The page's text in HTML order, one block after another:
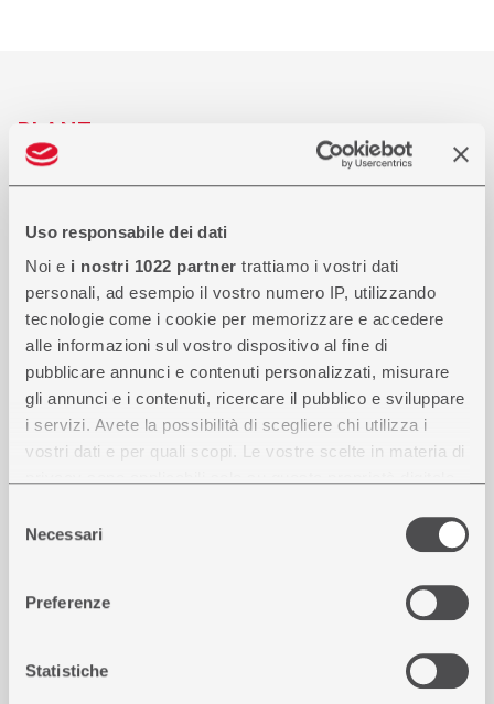
Uso responsabile dei dati
Noi e i nostri 1022 partner trattiamo i vostri dati
personali, ad esempio il vostro numero IP, utilizzando
tecnologie come i cookie per memorizzare e accedere
alle informazioni sul vostro dispositivo al fine di
pubblicare annunci e contenuti personalizzati, misurare
gli annunci e i contenuti, ricercare il pubblico e sviluppare
i servizi. Avete la possibilità di scegliere chi utilizza i
vostri dati e per quali scopi. Le vostre scelte in materia di
modificare o revocare il proprio consenso in qualsiasi
momento dalla Dichiarazione sui cookie o facendo clic
raccogliere informazioni sulla tua posizione
geografica, con un'approssimazione di qualche
delNecessari
Preferenze
Statistiche
PLANT
PRESENZA NEL MONDO
Con 9 stabilimenti nel mondo, Streparava produce telai e
componenti powertrain con un alto grado di precisione, forniti ai
principali OEM per moto, automobili, autobus, veicoli industriali
e commerciali.